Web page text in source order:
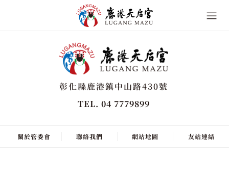
彰化縣鹿港鎮中山路430號
TEL. 04 7779899
關於管委會 聯絡我們 網站地圖 友站連結